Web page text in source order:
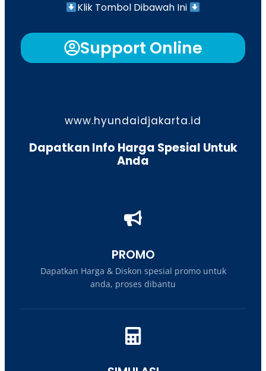
Klik Tombol Dibawah Ini
Support Online
www.hyundaidjakarta.id
Dapatkan Info Harga Spesial Untuk
Anda
PROMO
Dapatkan Harga & Diskon spesial promo untuk
anda, proses dibantu